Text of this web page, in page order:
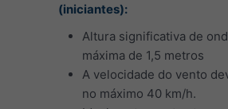
(iniciantes):
Altura significativa de
máxima de 1,5 metros
A velocidade do vento
no máximo 40 km/h.